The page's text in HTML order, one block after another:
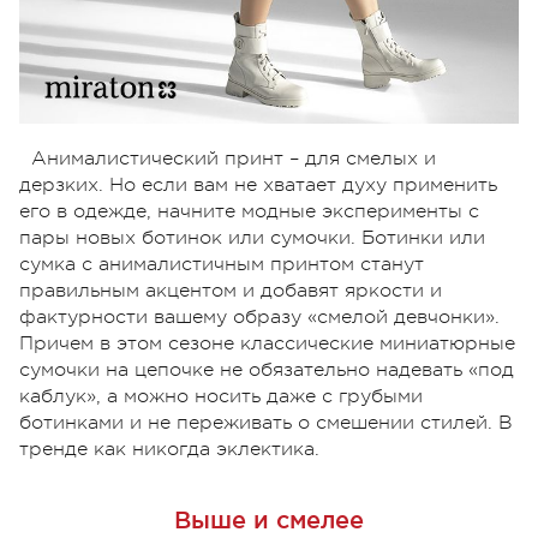
Анималистический принт – для смелых и
дерзких. Но если вам не хватает духу применить
его в одежде, начните модные эксперименты с
пары новых ботинок или сумочки. Ботинки или
сумка с анималистичным принтом станут
правильным акцентом и добавят яркости и
фактурности вашему образу «смелой девчонки».
Причем в этом сезоне классические миниатюрные
сумочки на цепочке не обязательно надевать «под
каблук», а можно носить даже с грубыми
ботинками и не переживать о смешении стилей. В
тренде как никогда эклектика.
Выше и смелее